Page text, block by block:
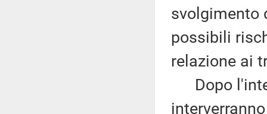
svolgimento
possibili
relazione ai
Dopo